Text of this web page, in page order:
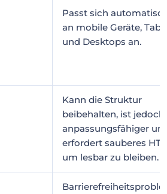
Passt sich
an mobile Geräte,
und Desktops an.
Kann die Struktur
beibehalten, ist jedoch
anpassungsfähiger
erfordert sauberes
um lesbar zu bleiben.